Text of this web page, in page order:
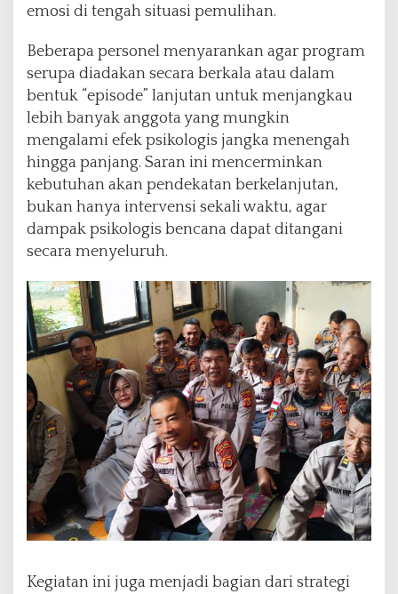
emosi di tengah situasi pemulihan.
Beberapa personel menyarankan agar program
serupa diadakan secara berkala atau dalam
bentuk “episode” lanjutan untuk menjangkau
lebih banyak anggota yang mungkin
mengalami efek psikologis jangka menengah
hingga panjang. Saran ini mencerminkan
kebutuhan akan pendekatan berkelanjutan,
bukan hanya intervensi sekali waktu, agar
dampak psikologis bencana dapat ditangani
secara menyeluruh.
Kegiatan ini juga menjadi bagian dari strategi